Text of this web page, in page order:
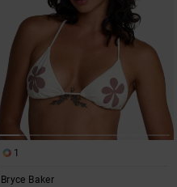
1
Bryce Baker